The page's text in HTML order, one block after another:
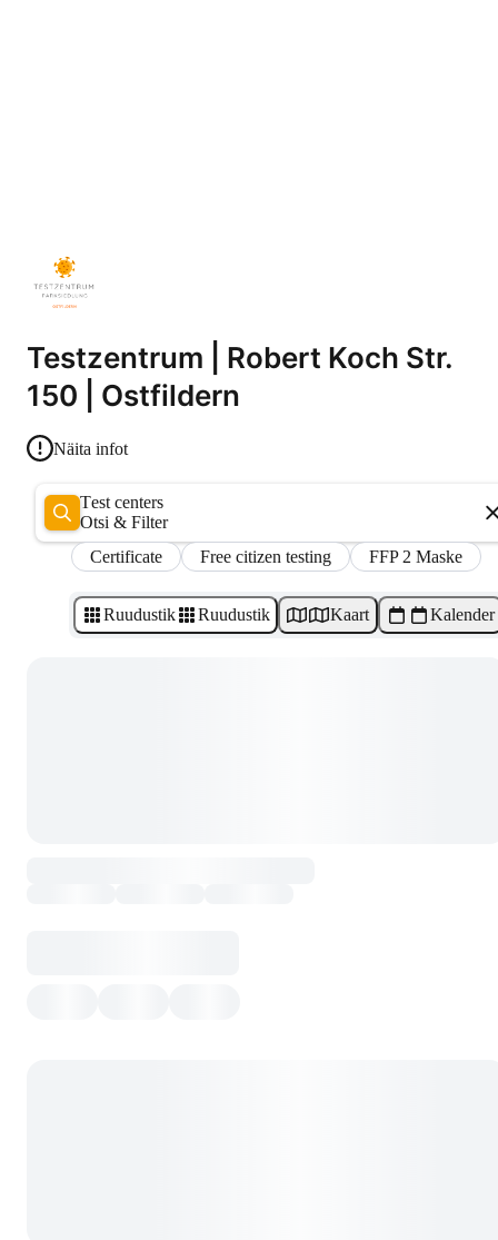
Testzentrum | Robert Koch Str.
150 | Ostfildern
Näita infot
Test centers
Otsi & Filter
Certificate
Free citizen testing FFP 2 Maske
Ruudustik Ruudustik Kaart Kalender